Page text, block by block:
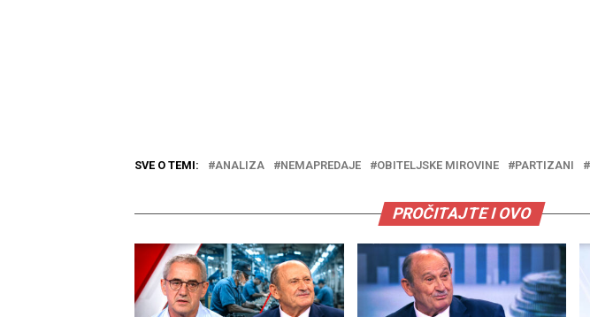
SVE O TEMI: ANALIZA NEMAPREDAJE OBITELJSKE MIROVINE PARTIZANI
PROČITAJTE I OVO